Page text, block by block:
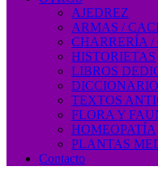
AJEDREZ
ARMAS /
CHARRERÍA
HISTORIETAS
LIBROS
TEXTOS
FLORA Y
HOMEOPATÍA
PLANTAS
Contacto